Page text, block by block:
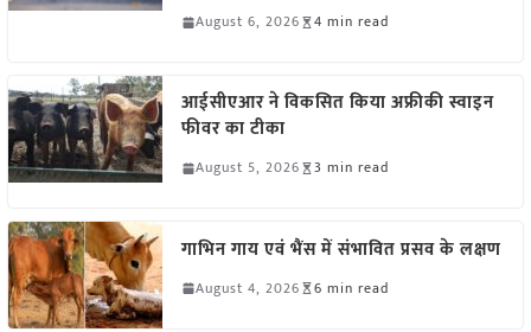
August 6, 2026 4 min read
आईसीएआर ने विकसित किया अफ्रीकी स्वाइन
फीवर का टीका
August 5, 2026 3 min read
गाभिन गाय एवं भैंस में संभावित प्रसव के लक्षण
August 4, 2026 6 min read